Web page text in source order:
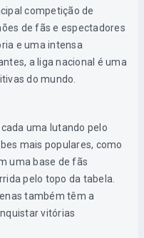
competição de
de fãs e espectadores
e uma intensa
a liga nacional é uma
do mundo.
uma lutando pelo
mais populares, como
uma base de fãs
pelo topo da tabela.
também têm a
vitórias